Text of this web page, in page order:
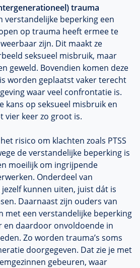
trauma
verstandelijke beperking een
op trauma heeft ermee te
zijn. Dit maakt ze
seksueel misbruik, maar
geweld. Bovendien komen deze
worden geplaatst vaker terecht
waar veel confrontatie is.
kans op seksueel misbruik en
vier keer zo groot is.
risico om klachten zoals PTSS
de verstandelijke beperking is
moeilijk om ingrijpende
Onderdeel van
kunnen uiten, juist dát is
Daarnaast zijn ouders van
met een verstandelijke beperking
en daardoor onvoldoende in
Zo worden trauma’s soms
doorgegeven. Dat zie je met
gebeuren, waar